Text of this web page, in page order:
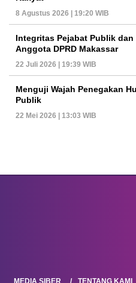
8 Agustus 2026 | 19:20 WIB
Integritas Pejabat Publik
Anggota DPRD Makassar
22 Juli 2026 | 19:39 WIB
Menguji Wajah Penegakan
Publik
22 Mei 2026 | 13:03 WIB
MEDIA SIBER TENTANG KAMI